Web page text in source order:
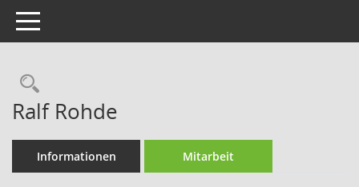
Toggle navigation
Rechercheauswahl
Ralf Rohde
Informationen Mitarbeit